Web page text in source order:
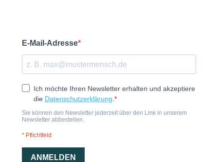
E-Mail-Adresse
Ich möchte Ihren Newsletter erhalten und akzeptiere
die Datenschutzerklärung
Sie können den Newsletter jederzeit über den Link in unserem
Newsletter abbestellen.
* Pflichtfeld
ANMELDEN